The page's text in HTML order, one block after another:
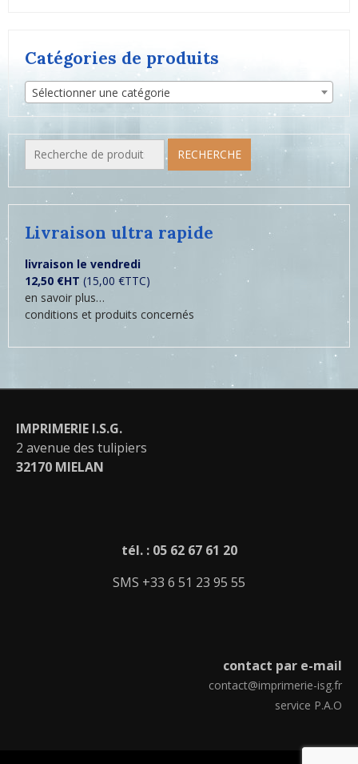
Catégories de produits
Sélectionner une catégorie
Recherche
pour :
RECHERCHE
Livraison ultra rapide
livraison le vendredi
12,50 €HT (15,00 €TTC)
en savoir plus…
conditions et produits concernés
IMPRIMERIE I.S.G.
2 avenue des tulipiers
32170 MIELAN
tél. : 05 62 67 61 20
SMS +33 6 51 23 95 55
contact par e-mail
contact@imprimerie-isg.fr
service P.A.O